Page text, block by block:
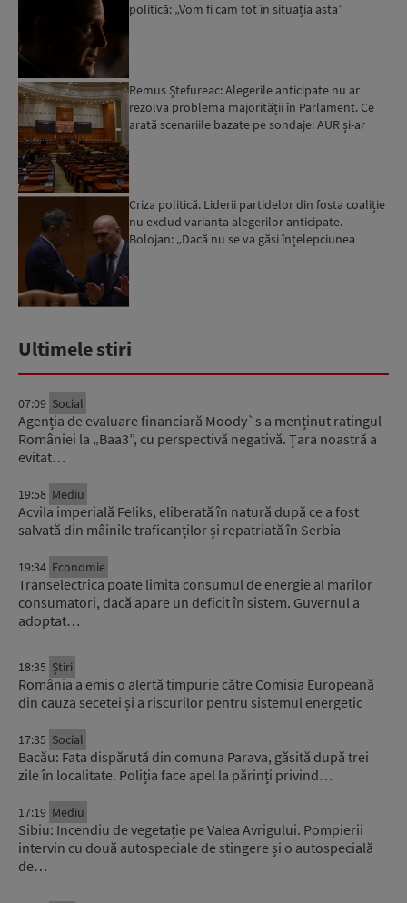
politică: „Vom fi cam tot în situația asta”
Remus Ștefureac: Alegerile anticipate nu ar
rezolva problema majorității în Parlament. Ce
arată scenariile bazate pe sondaje: AUR și-ar
Criza politică. Liderii partidelor din fosta coaliție
nu exclud varianta alegerilor anticipate.
Bolojan: „Dacă nu se va găsi înțelepciunea
Ultimele stiri
07:09 Social
Agenția de evaluare financiară Moody`s a menținut ratingul
României la „Baa3”, cu perspectivă negativă. Țara noastră a
evitat…
19:58 Mediu
Acvila imperială Feliks, eliberată în natură după ce a fost
salvată din mâinile traficanților și repatriată în Serbia
19:34 Economie
Transelectrica poate limita consumul de energie al marilor
consumatori, dacă apare un deficit în sistem. Guvernul a
adoptat…
18:35 Știri
România a emis o alertă timpurie către Comisia Europeană
din cauza secetei și a riscurilor pentru sistemul energetic
17:35 Social
Bacău: Fata dispărută din comuna Parava, găsită după trei
zile în localitate. Poliția face apel la părinți privind…
17:19 Mediu
Sibiu: Incendiu de vegetație pe Valea Avrigului. Pompierii
intervin cu două autospeciale de stingere și o autospecială
de…